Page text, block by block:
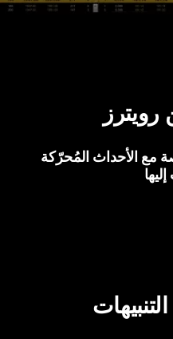
رويترز
مع الأحداث المُحرّكة